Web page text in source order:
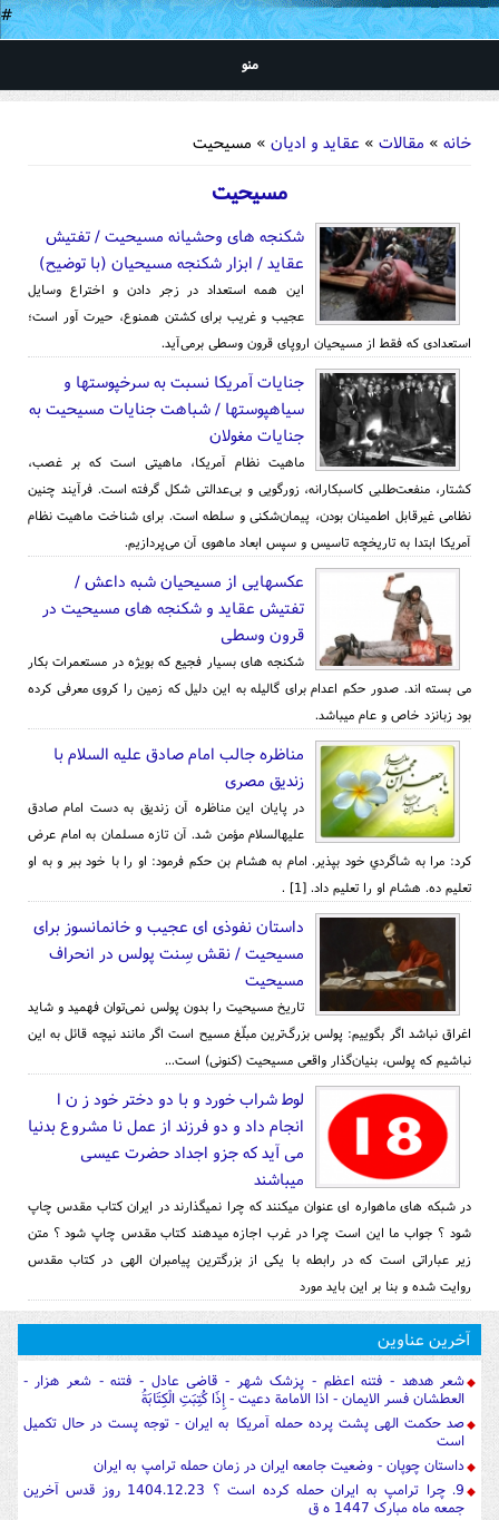
#
منو
خانه » مقالات » عقاید و ادیان » مسیحیت
مسیحیت
شکنجه های وحشیانه مسیحیت / تفتیش
عقاید / ابزار شکنجه مسیحیان (با توضیح)
این همه استعداد در زجر دادن و اختراع وسایل
عجیب و غریب برای کشتن همنوع، حیرت آور است؛
استعدادی که فقط از مسیحیان اروپای قرون وسطی برمی‌آید.
جنایات آمریکا نسبت به سرخپوستها و
سیاهپوستها / شباهت جنایات مسیحیت به
جنایات مغولان
ماهیت نظام آمریكا، ماهیتی است كه بر غصب،
كشتار، منفعت‌طلبی كاسبكارانه، زورگویی و بی‌عدالتی شكل گرفته است. فرآیند چنین
نظامی غیرقابل اطمینان بودن، پیما‌ن‌شكنی و سلطه است. برای شناخت ماهیت نظام
آمریكا ابتدا به تاریخچه تاسیس و سپس ابعاد ماهوی آن می‌پردازیم.
عکسهایی از مسیحیان شبه داعش /
تفتیش عقاید و شکنجه های مسیحیت در
قرون وسطی
شکنجه­ های بسیار فجیع که بویژه در مستعمرات بکار
می بسته اند. صدور حکم اعدام برای گالیله به این دلیل که زمین را کروی معرفی کرده
بود زبانزد خاص و عام می­باشد.
مناظره جالب امام صادق علیه السلام با
زندیق مصری
در پايان اين مناظره آن زنديق به دست امام صادق
عليه‏السلام مؤمن شد. آن تازه مسلمان به امام عرض
کرد: مرا به شاگردي خود بپذير. امام به هشام بن حکم فرمود: او را با خود ببر و به او
تعليم ده. هشام او را تعليم داد. [1] .
داستان نفوذی ای عجیب و خانمانسوز برای
مسیحیت / نقش سِنت پولس در انحراف
مسیحیت
تاریخ مسیحیت را بدون پولس نمی‌‌توان فهمید و شاید
اغراق نباشد اگر بگوییم: پولس بزرگ‌ترین مبلّغ مسیح است اگر مانند نیچه قائل به این
نباشیم که پولس، بنیان‌گذار واقعی مسیحیت (کنونی) است...
لوط شراب خورد و با دو دختر خود ز ن ا
انجام داد و دو فرزند از عمل نا مشروع بدنیا
می آید که جزو اجداد حضرت عیسی
میباشند
در شبکه های ماهواره ای عنوان میکنند که چرا نمیگذارند در ایران کتاب مقدس چاپ
شود ؟ جواب ما این است چرا در غرب اجازه میدهند کتاب مقدس چاپ شود ؟ متن
زیر عباراتی است که در رابطه با یکی از بزرگترین پیامبران الهی در کتاب مقدس
روایت شده و بنا بر این باید مورد
آخرین عناوین
شعر هدهد - فتنه اعظم - پزشک شهر - قاضی عادل - فتنه - شعر هزار -
العطشان فسر الایمان - اذا الامامة دعیت - إِذَا كُتِبَتِ الْكِتَابَةُ
صد حکمت الهی پشت پرده حمله آمریکا به ایران - توجه پست در حال تکمیل
است
داستان چوپان - وضعیت جامعه ایران در زمان حمله ترامپ به ایران
9. چرا ترامپ به ایران حمله کرده است ؟ 1404.12.23 روز قدس آخرین
جمعه ماه مبارک 1447 ه ق